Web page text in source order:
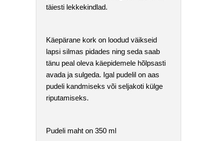
täiesti lekkekindlad.
Käepärane kork on loodud väikseid
lapsi silmas pidades ning seda saab
tänu peal oleva käepidemele hõlpsasti
avada ja sulgeda. Igal pudelil on aas
pudeli kandmiseks või seljakoti külge
riputamiseks.
Pudeli maht on 350 ml